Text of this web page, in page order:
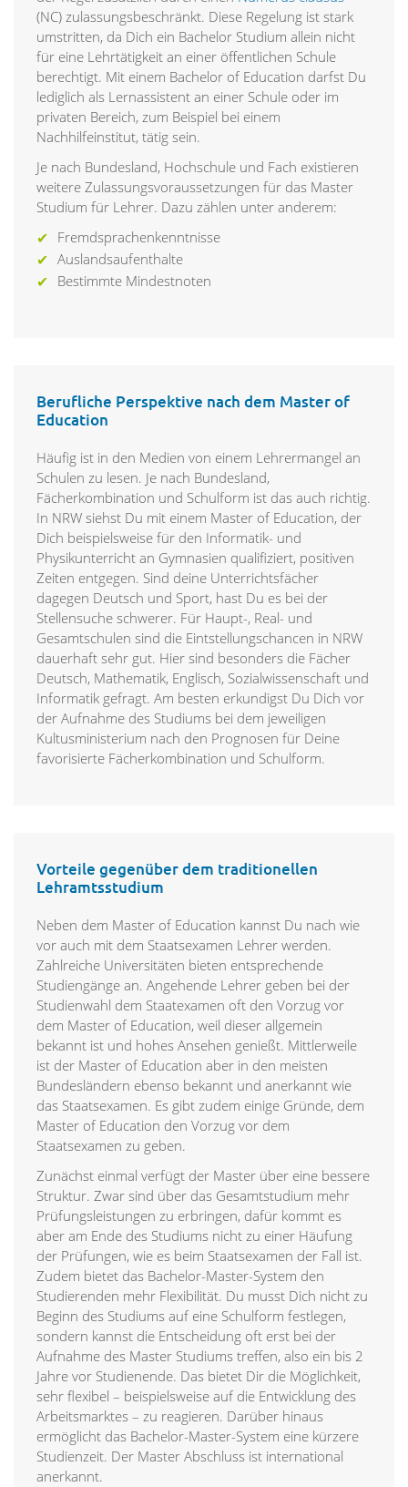
(NC) zulassungsbeschränkt. Diese Regelung ist stark
umstritten, da Dich ein Bachelor Studium allein nicht
für eine Lehrtätigkeit an einer öffentlichen Schule
berechtigt. Mit einem Bachelor of Education darfst Du
lediglich als Lernassistent an einer Schule oder im
privaten Bereich, zum Beispiel bei einem
Nachhilfeinstitut, tätig sein.
Je nach Bundesland, Hochschule und Fach existieren
weitere Zulassungsvoraussetzungen für das Master
Studium für Lehrer. Dazu zählen unter anderem:
Fremdsprachenkenntnisse
Auslandsaufenthalte
Bestimmte Mindestnoten
Berufliche Perspektive nach dem Master of
Education
Häufig ist in den Medien von einem Lehrermangel an
Schulen zu lesen. Je nach Bundesland,
Fächerkombination und Schulform ist das auch richtig.
In NRW siehst Du mit einem Master of Education, der
Dich beispielsweise für den Informatik- und
Physikunterricht an Gymnasien qualifiziert, positiven
Zeiten entgegen. Sind deine Unterrichtsfächer
dagegen Deutsch und Sport, hast Du es bei der
Stellensuche schwerer. Für Haupt-, Real- und
Gesamtschulen sind die Eintstellungschancen in NRW
dauerhaft sehr gut. Hier sind besonders die Fächer
Deutsch, Mathematik, Englisch, Sozialwissenschaft und
Informatik gefragt. Am besten erkundigst Du Dich vor
der Aufnahme des Studiums bei dem jeweiligen
Kultusministerium nach den Prognosen für Deine
favorisierte Fächerkombination und Schulform.
Vorteile gegenüber dem traditionellen
Lehramtsstudium
Neben dem Master of Education kannst Du nach wie
vor auch mit dem Staatsexamen Lehrer werden.
Zahlreiche Universitäten bieten entsprechende
Studiengänge an. Angehende Lehrer geben bei der
Studienwahl dem Staatexamen oft den Vorzug vor
dem Master of Education, weil dieser allgemein
bekannt ist und hohes Ansehen genießt. Mittlerweile
ist der Master of Education aber in den meisten
Bundesländern ebenso bekannt und anerkannt wie
das Staatsexamen. Es gibt zudem einige Gründe, dem
Master of Education den Vorzug vor dem
Staatsexamen zu geben.
Zunächst einmal verfügt der Master über eine bessere
Struktur. Zwar sind über das Gesamtstudium mehr
Prüfungsleistungen zu erbringen, dafür kommt es
aber am Ende des Studiums nicht zu einer Häufung
der Prüfungen, wie es beim Staatsexamen der Fall ist.
Zudem bietet das Bachelor-Master-System den
Studierenden mehr Flexibilität. Du musst Dich nicht zu
Beginn des Studiums auf eine Schulform festlegen,
sondern kannst die Entscheidung oft erst bei der
Aufnahme des Master Studiums treffen, also ein bis 2
Jahre vor Studienende. Das bietet Dir die Möglichkeit,
sehr flexibel – beispielsweise auf die Entwicklung des
Arbeitsmarktes – zu reagieren. Darüber hinaus
ermöglicht das Bachelor-Master-System eine kürzere
Studienzeit. Der Master Abschluss ist international
anerkannt.